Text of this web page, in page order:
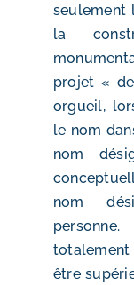
seulement
la
projet «
orgueil,
le nom
nom
nom
totalement
être